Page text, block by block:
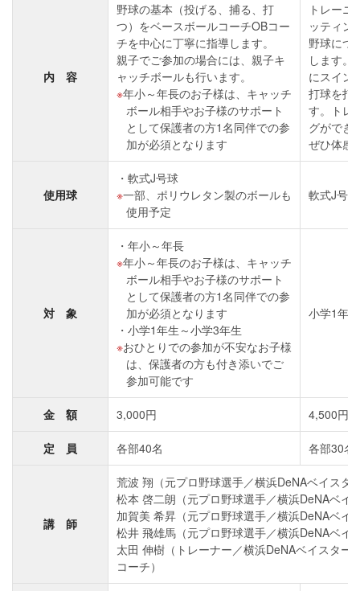
内 容
野球の基本（投げる、捕る、打
つ）をベースボールコーチOBコー
チを中心に丁寧に指導します。
親子でご参加の場合には、親子キ
ャッチボールも行います。
年小～年長のお子様は、キャッチ
ボール相手やお子様のサポート
として保護者の方1名同伴での参
加が必須となります
トレー
ッティン
野球につ
します。
にスイン
打球を打
す。トレ
グができ
ぜひ体感
使用球
軟式J号球
一部、ポリウレタン製のボールも
使用予定
軟式J号球
対 象
年小～年長
年小～年長のお子様は、キャッチ
ボール相手やお子様のサポート
として保護者の方1名同伴での参
加が必須となります
小学1年生～小学3年生
おひとりでの参加が不安なお子様
は、保護者の方も付き添いでご
参加可能です
小学1年
金 額 3,000円 4,500円
定 員 各部40名 各部30名
講 師
荒波 翔（元プロ野球選手／横浜DeNAベイスタ
松本 啓二朗（元プロ野球選手／横浜DeNAベイ
加賀美 希昇（元プロ野球選手／横浜DeNAベイ
松井 飛雄馬（元プロ野球選手／横浜DeNAベイ
太田 伸樹（トレーナー／横浜DeNAベイスター
コーチ）